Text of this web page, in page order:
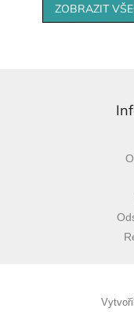
ZOBRAZIT